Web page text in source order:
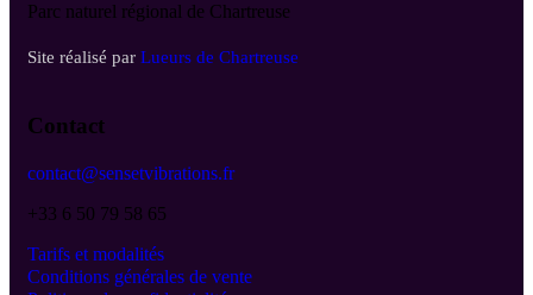
Parc naturel régional de Chartreuse
Site réalisé par Lueurs de Chartreuse
Contact
contact@sensetvibrations.fr
+33 6 50 79 58 65
Tarifs et modalités
Conditions générales de vente